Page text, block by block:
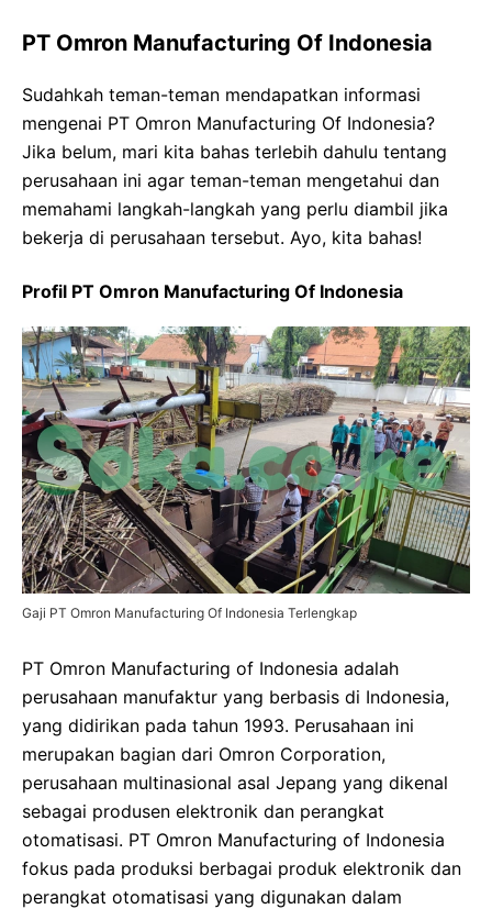
PT Omron Manufacturing Of Indonesia
Sudahkah teman-teman mendapatkan informasi
mengenai PT Omron Manufacturing Of Indonesia?
Jika belum, mari kita bahas terlebih dahulu tentang
perusahaan ini agar teman-teman mengetahui dan
memahami langkah-langkah yang perlu diambil jika
bekerja di perusahaan tersebut. Ayo, kita bahas!
Profil PT Omron Manufacturing Of Indonesia
Gaji PT Omron Manufacturing Of Indonesia Terlengkap
PT Omron Manufacturing of Indonesia adalah
perusahaan manufaktur yang berbasis di Indonesia,
yang didirikan pada tahun 1993. Perusahaan ini
merupakan bagian dari Omron Corporation,
perusahaan multinasional asal Jepang yang dikenal
sebagai produsen elektronik dan perangkat
otomatisasi. PT Omron Manufacturing of Indonesia
fokus pada produksi berbagai produk elektronik dan
perangkat otomatisasi yang digunakan dalam